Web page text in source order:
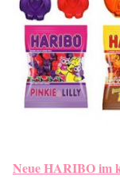
Neue HARIBO im